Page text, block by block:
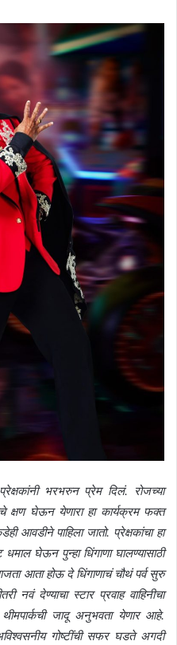
प्रेक्षकांनी भरभरुन प्रेम दिलं. रोजच्या
क्षण घेऊन येणारा हा कार्यक्रम फक्त
आवडीने पाहिला जातो. प्रेक्षकांचा हा
घेऊन पुन्हा धिंगाणा घालण्यासाठी
आता होऊ दे धिंगाणाचं चौथं पर्व सुरु
नवं देण्याचा स्टार प्रवाह वाहिनीचा
थीमपार्कची जादू अनुभवता येणार आहे.
गोष्टींची सफर घडते अगदी